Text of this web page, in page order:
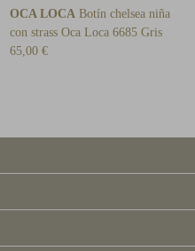
OCA LOCA Botín chelsea niña
con strass Oca Loca 6685 Gris
65,00 €